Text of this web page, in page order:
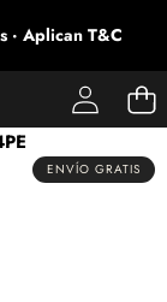
· Aplican T&C
ENVÍO GRATIS